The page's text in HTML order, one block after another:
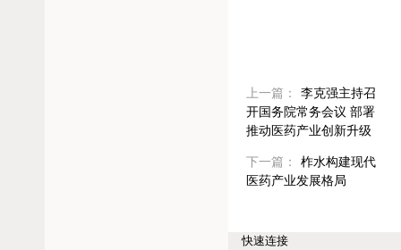
上一篇：
李克强主持召
开国务院常务会议 部署
推动医药产业创新升级
下一篇：
柞水构建现代
医药产业发展格局
快速连接